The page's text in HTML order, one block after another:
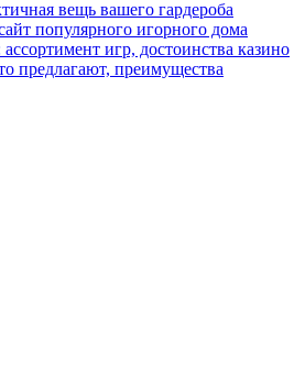
вещь вашего гардероба
популярного игорного дома
игр, достоинства казино
предлагают, преимущества